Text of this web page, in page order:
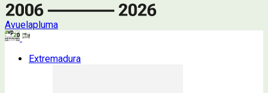
Avuelapluma
Extremadura